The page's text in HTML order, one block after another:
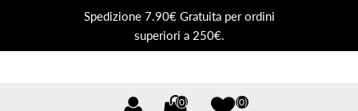
Spedizione 7.90€ Gratuita per ordini
superiori a 250€.
(0) (0)